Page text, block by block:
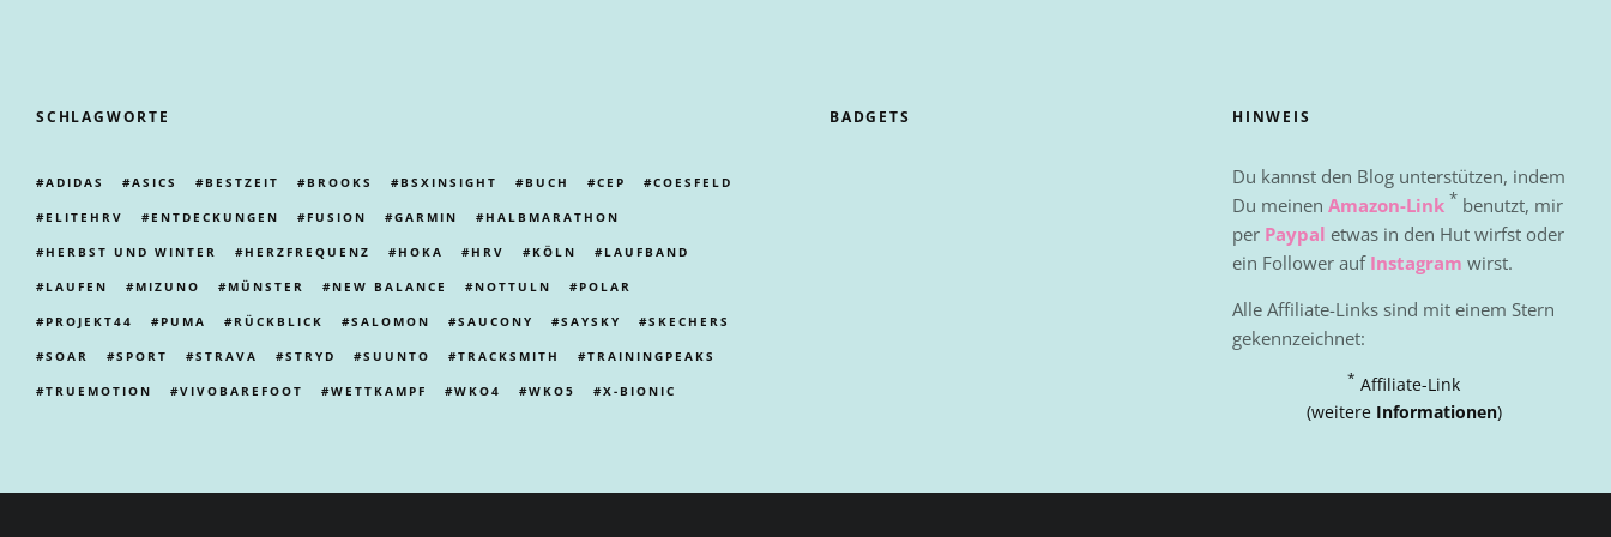
SCHLAGWORTE
ADIDAS ASICS BESTZEIT BROOKS BSXINSIGHT BUCH CEP COESFELD
ELITEHRV ENTDECKUNGEN FUSION GARMIN HALBMARATHON
HERBST UND WINTER HERZFREQUENZ HOKA HRV KÖLN LAUFBAND
LAUFEN MIZUNO MÜNSTER NEW BALANCE NOTTULN POLAR
PROJEKT44 PUMA RÜCKBLICK SALOMON SAUCONY SAYSKY SKECHERS
SOAR SPORT STRAVA STRYD SUUNTO TRACKSMITH TRAININGPEAKS
TRUEMOTION VIVOBAREFOOT WETTKAMPF WKO4 WKO5 X-BIONIC
BADGETS HINWEIS
Du kannst den Blog unterstützen, indem
Du meinen Amazon-Link * benutzt, mir
per Paypal etwas in den Hut wirfst oder
ein Follower auf Instagram wirst.
Alle Affiliate-Links sind mit einem Stern
gekennzeichnet:
* Affiliate-Link
(weitere Informationen)